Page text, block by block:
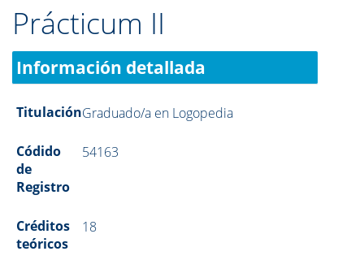
Prácticum II
Información detallada
TitulaciónGraduado/a en Logopedia
Códido
de
Registro
54163
Créditos
teóricos
18